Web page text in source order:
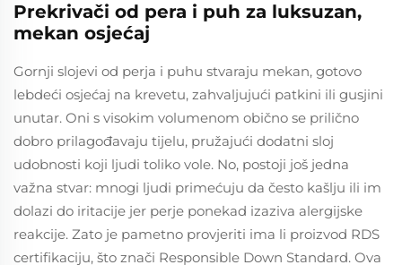
Prekrivači od pera i puh za luksuzan,
mekan osjećaj
Gornji slojevi od perja i puhu stvaraju mekan, gotovo
lebdeći osjećaj na krevetu, zahvaljujući patkini ili gusjini
unutar. Oni s visokim volumenom obično se prilično
dobro prilagođavaju tijelu, pružajući dodatni sloj
udobnosti koji ljudi toliko vole. No, postoji još jedna
važna stvar: mnogi ljudi primećuju da često kašlju ili im
dolazi do iritacije jer perje ponekad izaziva alergijske
reakcije. Zato je pametno provjeriti ima li proizvod RDS
certifikaciju, što znači Responsible Down Standard. Ova